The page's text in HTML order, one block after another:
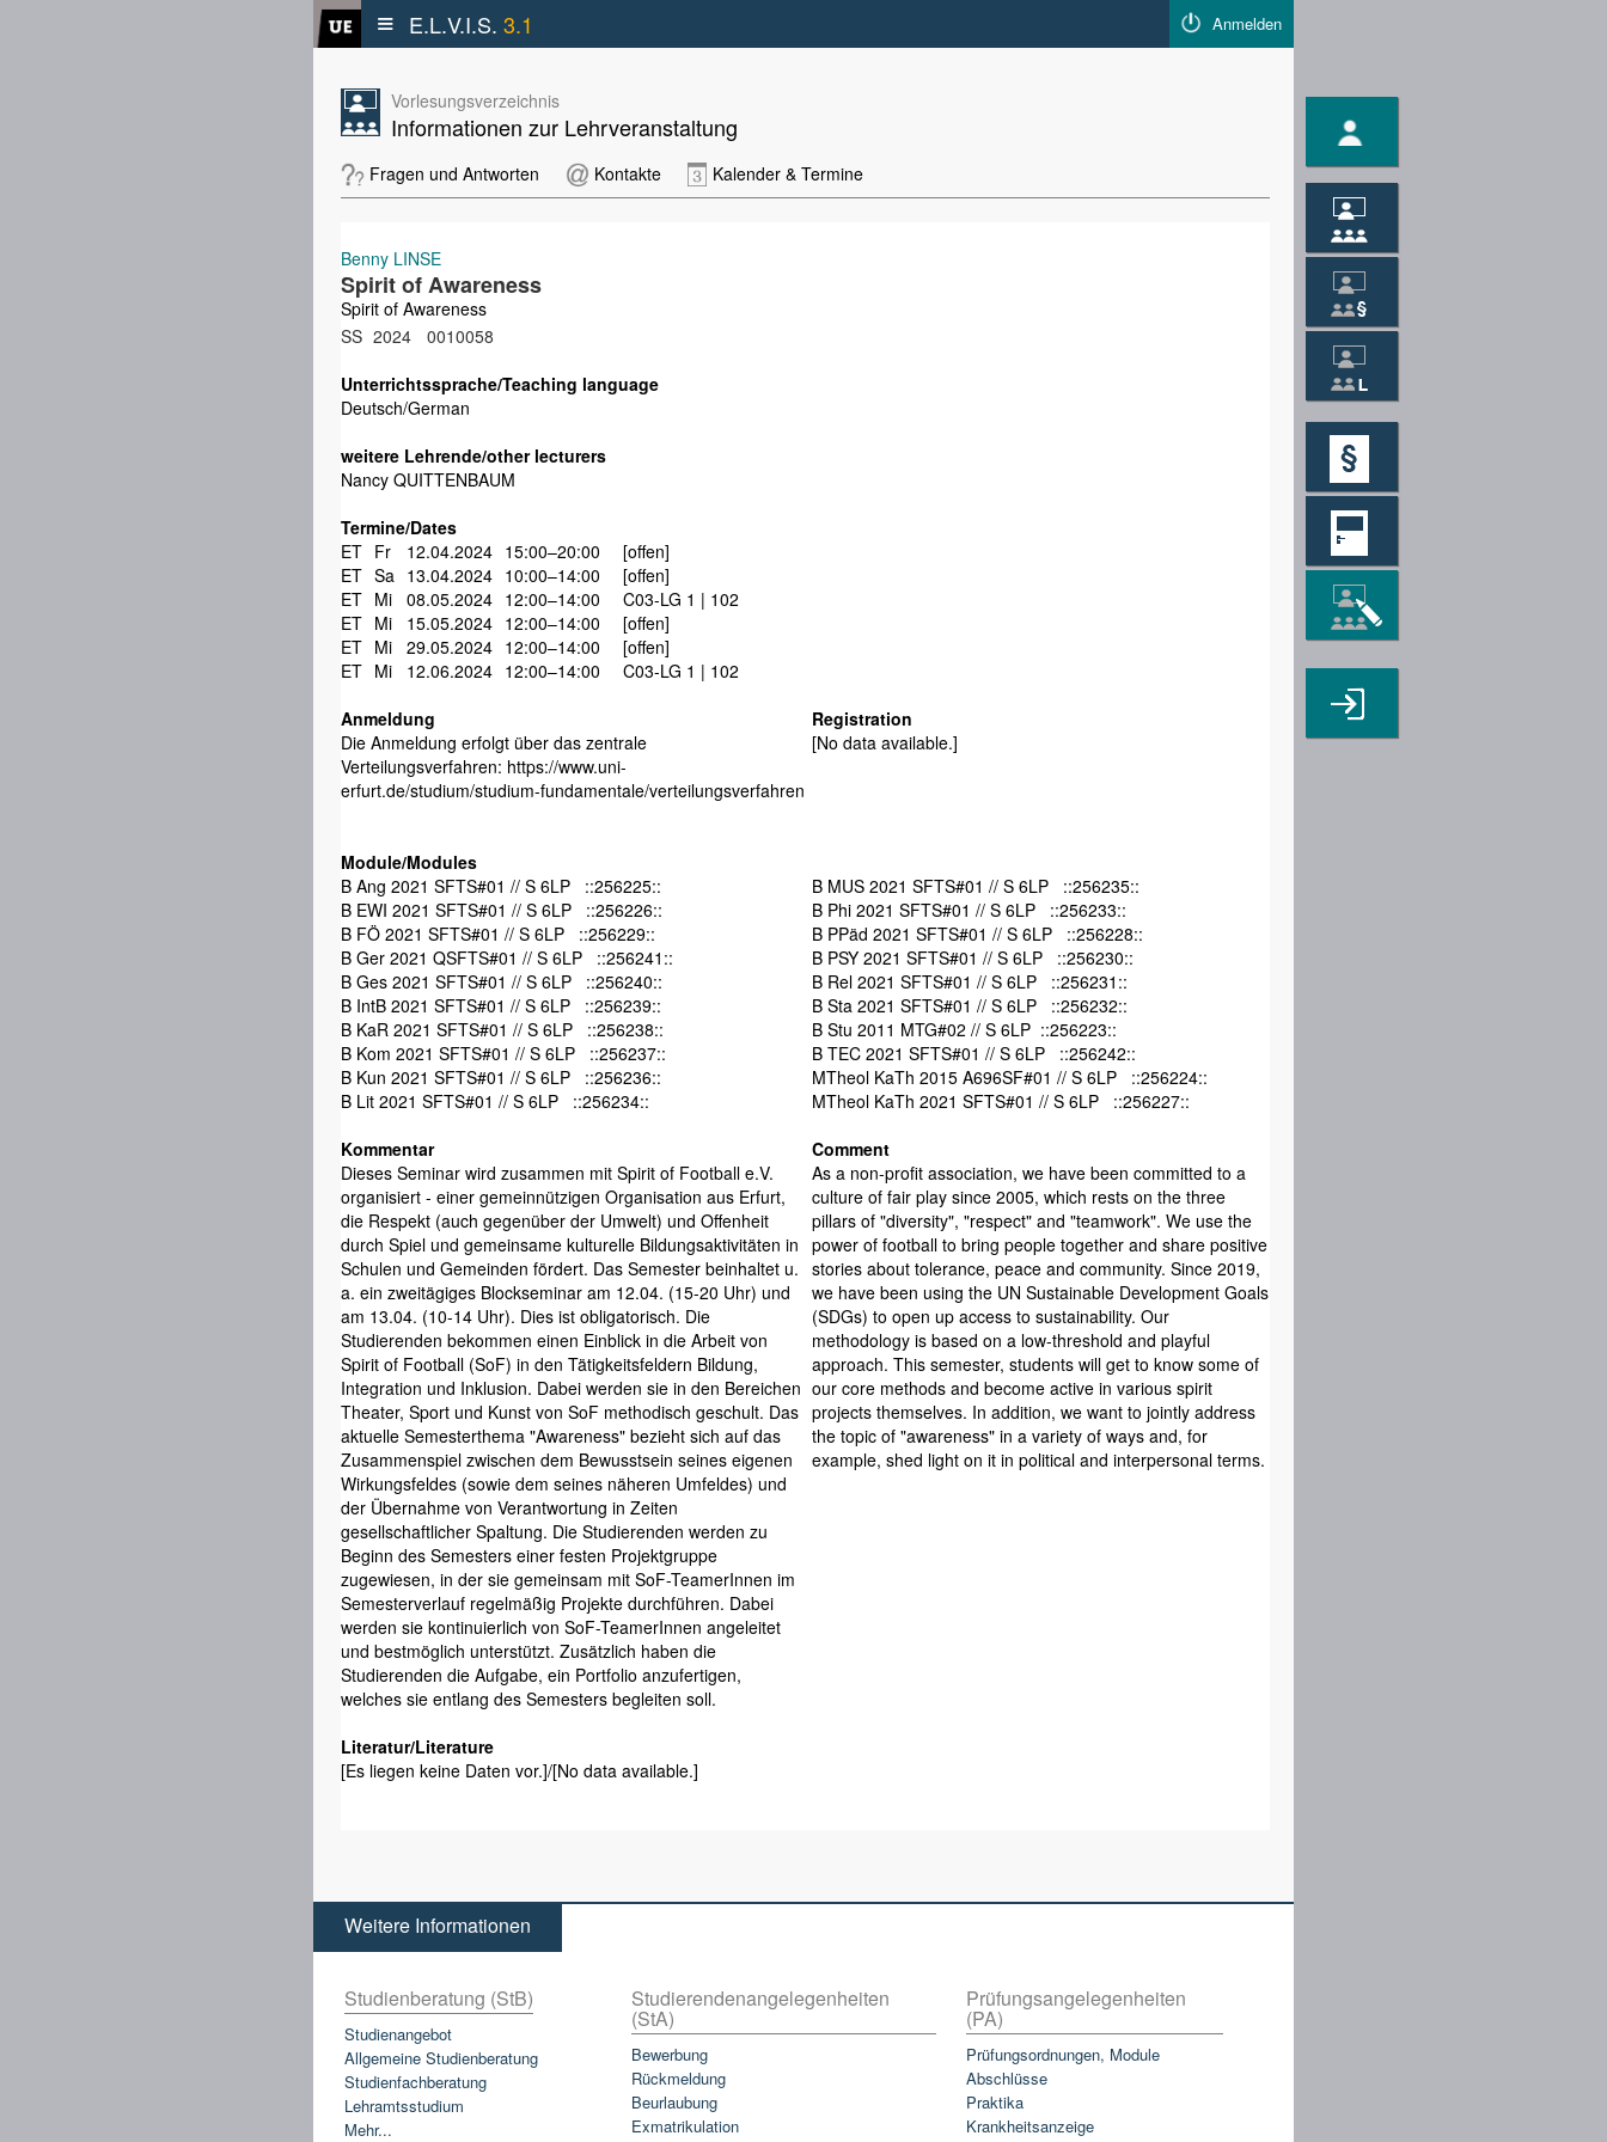
≡ E.L.V.I.S. 3.1 Anmelden
Vorlesungsverzeichnis
Informationen zur Lehrveranstaltung
Fragen und Antworten Kontakte Kalender & Termine
Benny LINSE
Spirit of Awareness
Spirit of Awareness
SS 2024
0010058
Unterrichtssprache/Teaching language
Deutsch/German
weitere Lehrende/other lecturers
Nancy QUITTENBAUM
Termine/Dates
ET Fr 12.04.2024 15:00–20:00
[offen]
ET Sa 13.04.2024 10:00–14:00
[offen]
ET Mi 08.05.2024 12:00–14:00
C03-LG 1 | 102
ET Mi 15.05.2024 12:00–14:00
[offen]
ET Mi 29.05.2024 12:00–14:00
[offen]
ET Mi 12.06.2024 12:00–14:00
C03-LG 1 | 102
Anmeldung
Die Anmeldung erfolgt über das zentrale
Verteilungsverfahren: https://www.uni-
erfurt.de/studium/studium-fundamentale/verteilungsverfahren
Registration
[No data available.]
Module/Modules
B Ang 2021 SFTS#01 // S 6LP ::256225::
B EWI 2021 SFTS#01 // S 6LP ::256226::
B FÖ 2021 SFTS#01 // S 6LP ::256229::
B Ger 2021 QSFTS#01 // S 6LP ::256241::
B Ges 2021 SFTS#01 // S 6LP ::256240::
B IntB 2021 SFTS#01 // S 6LP ::256239::
B KaR 2021 SFTS#01 // S 6LP ::256238::
B Kom 2021 SFTS#01 // S 6LP ::256237::
B Kun 2021 SFTS#01 // S 6LP ::256236::
B Lit 2021 SFTS#01 // S 6LP ::256234::
B MUS 2021 SFTS#01 // S 6LP ::256235::
B Phi 2021 SFTS#01 // S 6LP ::256233::
B PPäd 2021 SFTS#01 // S 6LP ::256228::
B PSY 2021 SFTS#01 // S 6LP ::256230::
B Rel 2021 SFTS#01 // S 6LP ::256231::
B Sta 2021 SFTS#01 // S 6LP ::256232::
B Stu 2011 MTG#02 // S 6LP ::256223::
B TEC 2021 SFTS#01 // S 6LP ::256242::
MTheol KaTh 2015 A696SF#01 // S 6LP ::256224::
MTheol KaTh 2021 SFTS#01 // S 6LP ::256227::
Kommentar
Dieses Seminar wird zusammen mit Spirit of Football e.V.
organisiert - einer gemeinnützigen Organisation aus Erfurt,
die Respekt (auch gegenüber der Umwelt) und Offenheit
durch Spiel und gemeinsame kulturelle Bildungsaktivitäten in
Schulen und Gemeinden fördert. Das Semester beinhaltet u.
a. ein zweitägiges Blockseminar am 12.04. (15-20 Uhr) und
am 13.04. (10-14 Uhr). Dies ist obligatorisch. Die
Studierenden bekommen einen Einblick in die Arbeit von
Spirit of Football (SoF) in den Tätigkeitsfeldern Bildung,
Integration und Inklusion. Dabei werden sie in den Bereichen
Theater, Sport und Kunst von SoF methodisch geschult. Das
aktuelle Semesterthema "Awareness" bezieht sich auf das
Zusammenspiel zwischen dem Bewusstsein seines eigenen
Wirkungsfeldes (sowie dem seines näheren Umfeldes) und
der Übernahme von Verantwortung in Zeiten
gesellschaftlicher Spaltung. Die Studierenden werden zu
Beginn des Semesters einer festen Projektgruppe
zugewiesen, in der sie gemeinsam mit SoF-TeamerInnen im
Semesterverlauf regelmäßig Projekte durchführen. Dabei
werden sie kontinuierlich von SoF-TeamerInnen angeleitet
und bestmöglich unterstützt. Zusätzlich haben die
Studierenden die Aufgabe, ein Portfolio anzufertigen,
welches sie entlang des Semesters begleiten soll.
Comment
As a non-profit association, we have been committed to a
culture of fair play since 2005, which rests on the three
pillars of "diversity", "respect" and "teamwork". We use the
power of football to bring people together and share positive
stories about tolerance, peace and community. Since 2019,
we have been using the UN Sustainable Development Goals
(SDGs) to open up access to sustainability. Our
methodology is based on a low-threshold and playful
approach. This semester, students will get to know some of
our core methods and become active in various spirit
projects themselves. In addition, we want to jointly address
the topic of "awareness" in a variety of ways and, for
example, shed light on it in political and interpersonal terms.
Literatur/Literature
[Es liegen keine Daten vor.]/[No data available.]
Weitere Informationen
Studienberatung (StB)
Studienangebot
Allgemeine Studienberatung
Studienfachberatung
Lehramtsstudium
Mehr...
Studierendenangelegenheiten
(StA)
Bewerbung
Rückmeldung
Beurlaubung
Exmatrikulation
Prüfungsangelegenheiten
(PA)
Prüfungsordnungen, Module
Abschlüsse
Praktika
Krankheitsanzeige